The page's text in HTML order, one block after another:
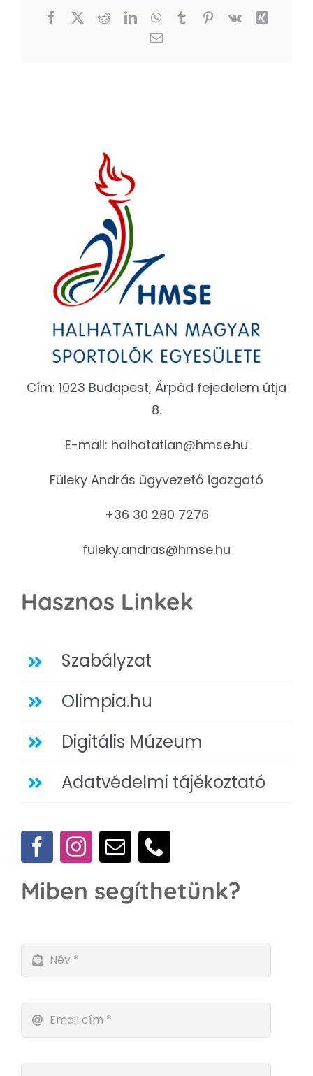
Facebook RedditLinkedInWhatsApp
TumblrPinterest
Vk
Xing
Email
Cím: 1023 Budapest, Árpád fejedelem útja
8.
E-mail: halhatatlan@hmse.hu
Füleky András ügyvezető igazgató
+36 30 280 7276
fuleky.andras@hmse.hu
Hasznos Linkek
Szabályzat
Olimpia.hu
Digitális Múzeum
Adatvédelmi tájékoztató
Miben segíthetünk?